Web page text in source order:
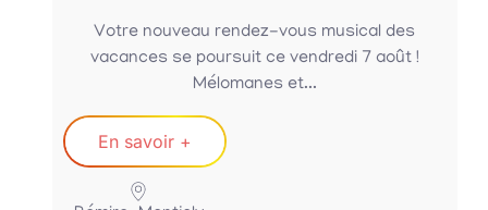
Rejoignez, les coachs Mumu & Stéphenka,
mercredi 05 août 2026 à 19h00 pour un
entraînement...
En savoir +